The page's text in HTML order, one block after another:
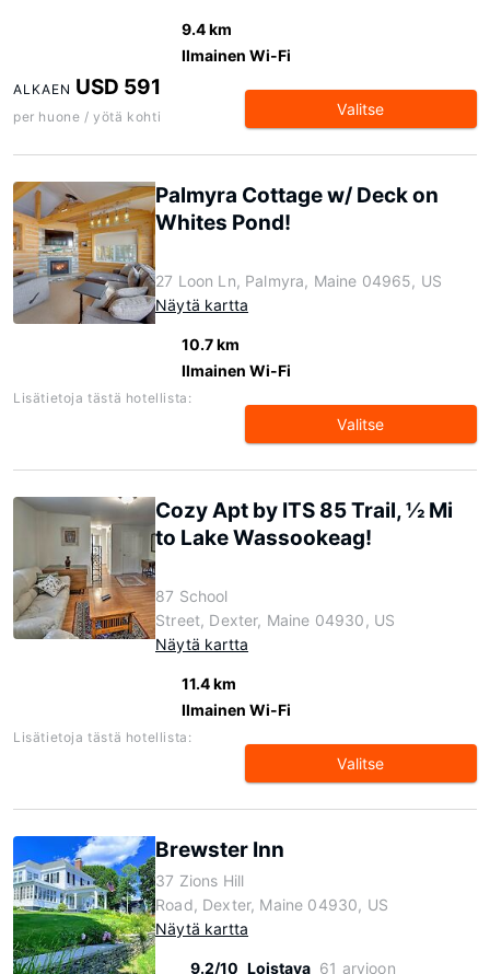
9.4 km
Ilmainen Wi-Fi
ALKAEN USD 591
per huone / yötä kohti Valitse
Palmyra Cottage w/ Deck on
Whites Pond!
27 Loon Ln, Palmyra, Maine 04965, US
Näytä kartta
10.7 km
Ilmainen Wi-Fi
Lisätietoja tästä hotellista:
Valitse
Cozy Apt by ITS 85 Trail, ½ Mi
to Lake Wassookeag!
87 School
Street, Dexter, Maine 04930, US
Näytä kartta
11.4 km
Ilmainen Wi-Fi
Lisätietoja tästä hotellista:
Valitse
Brewster Inn
37 Zions Hill
Road, Dexter, Maine 04930, US
Näytä kartta
9.2/10 Loistava 61 arvioon